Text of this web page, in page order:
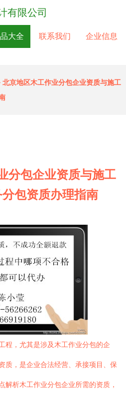
有限公司
大全 联系我们 企业信息
北京地区木工作业分包企业资质与施工
分包企业资质与施工
包资质办理指南
程，尤其是涉及木工作业分包的企
质，是企业合法经营、承接项目、保
解析木工作业分包企业所需的资质，